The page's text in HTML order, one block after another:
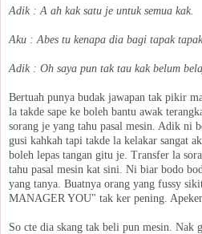
Adik : A ah kak satu je untuk semua kak.
Aku : Abes tu kenapa dia bagi tapak
Adik : Oh saya pun tak tau kak belum
Bertuah punya budak jawapan tak pikir
la takde sape ke boleh bantu awak
sorang je yang tahu pasal mesin. Adik ni
gusi kahkah tapi takde la kelakar sangat
boleh lepas tangan gitu je. Transfer la
tahu pasal mesin kat sini. Ni biar bodo
yang tanya. Buatnya orang yang fussy
MANAGER YOU" tak ker pening.
So cte dia skang tak beli pun mesin. Nak